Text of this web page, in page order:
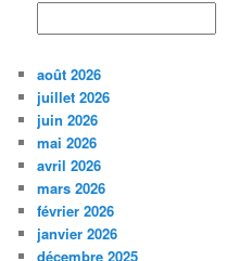
août 2026
juillet 2026
juin 2026
mai 2026
avril 2026
mars 2026
février 2026
janvier 2026
décembre 2025